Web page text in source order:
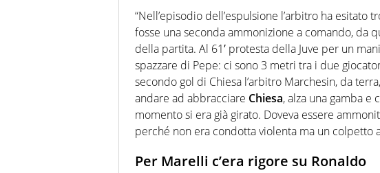
“Nell’episodio dell’espulsione l’arbitro ha esitato
fosse una seconda ammonizione a comando, da
della partita. Al 61′ protesta della Juve per un
spazzare di Pepe: ci sono 3 metri tra i due
secondo gol di Chiesa l’arbitro Marchesin, da
andare ad abbracciare Chiesa, alza una gamba e
momento si era già girato. Doveva essere
perché non era condotta violenta ma un colpetto
Per Marelli c’era rigore su Ronaldo